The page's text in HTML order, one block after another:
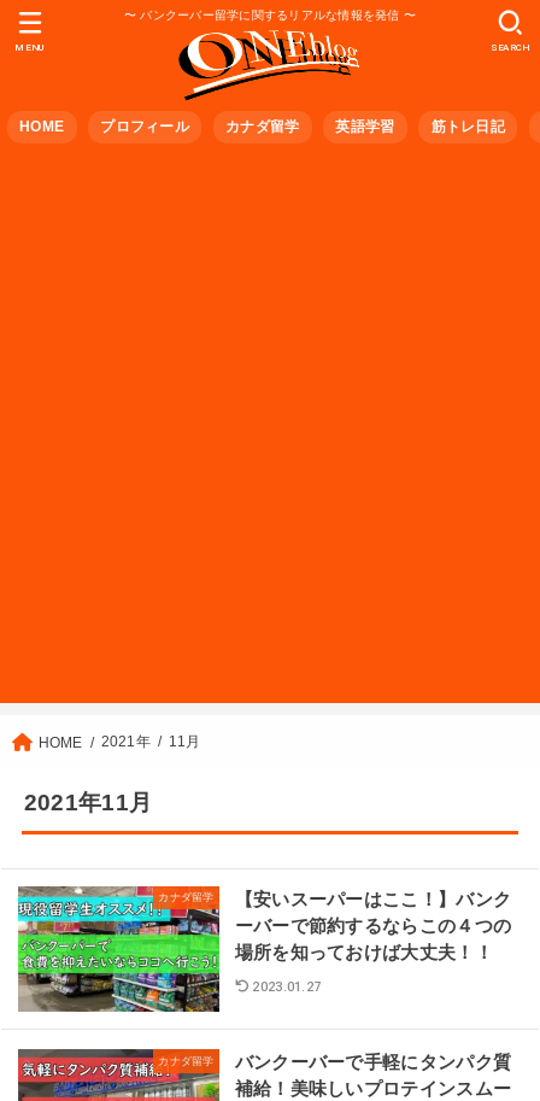
〜 バンクーバー留学に関するリアルな情報を発信 〜
HOME プロフィール カナダ留学 英語学習 筋トレ日記
SEARCH
MENU
HOME 2021年 11月
2021年11月
カナダ留学
【安いスーパーはここ！】バンク
ーバーで節約するならこの４つの
場所を知っておけば大丈夫！！
2023.01.27
カナダ留学
バンクーバーで手軽にタンパク質
補給！美味しいプロテインスムー